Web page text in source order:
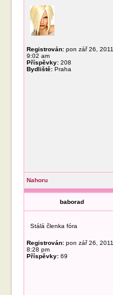
Registrován: pon zář 26, 2011
9:02 am
Příspěvky: 208
Bydliště: Praha
Nahoru
baborad
Stálá členka fóra
Registrován: pon zář 26, 2011
8:28 pm
Příspěvky: 69